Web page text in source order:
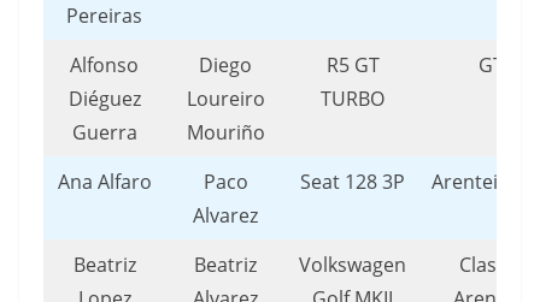
Pereiras
Alfonso
Diéguez
Guerra
Diego
Loureiro
Mouriño
R5 GT
TURBO
GTT
Ana Alfaro
Paco
Alvarez
Seat 128 3P Arenteiro/
Beatriz
Beatriz
Volkswagen
Clasicos